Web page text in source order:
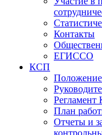
Контакты
ЕГИССО
КСП
План
Отчеты и